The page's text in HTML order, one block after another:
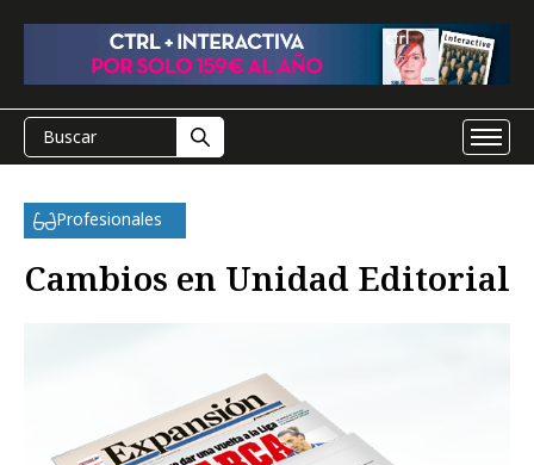
Profesionales
Cambios en Unidad Editorial